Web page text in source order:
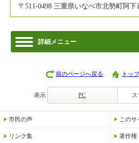
〒511-0498 三重県いなべ市北勢町阿下
詳細メニュー
前のページへ戻る トッ
表示 PC ス
市民の声 このサ
リンク集 著作権